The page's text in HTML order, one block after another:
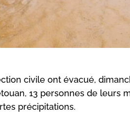
civile ont évacué,
13 personnes de leurs
précipitations.